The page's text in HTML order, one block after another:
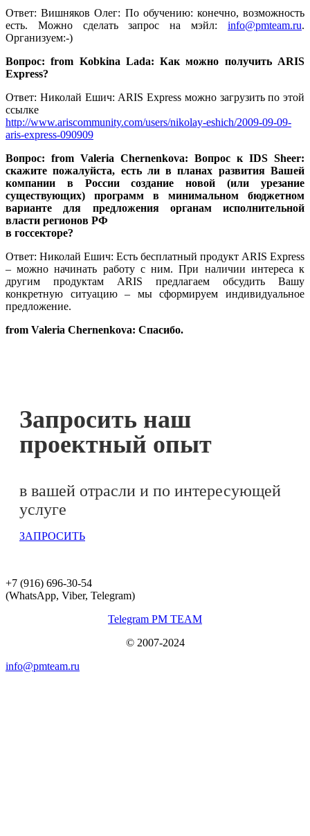
Ответ: Вишняков Олег: По обучению: конечно, возможность
есть. Можно сделать запрос на мэйл: info@pmteam.ru.
Организуем:-)
Вопрос: from Kobkina Lada: Как можно получить ARIS
Express?
Ответ: Николай Ешич: ARIS Express можно загрузить по этой
ссылке
http://www.ariscommunity.com/users/nikolay-eshich/2009-09-09-
aris-express-090909
Вопрос: from Valeria Chernenkova: Вопрос к IDS Sheer:
скажите пожалуйста, есть ли в планах развития Вашей
компании в России создание новой (или урезание
существующих) программ в минимальном бюджетном
варианте для предложения органам исполнительной
власти регионов РФ
в госсекторе?
Ответ: Николай Ешич: Есть бесплатный продукт ARIS Express
– можно начинать работу с ним. При наличии интереса к
другим продуктам ARIS предлагаем обсудить Вашу
конкретную ситуацию – мы сформируем индивидуальное
предложение.
from Valeria Chernenkova: Спасибо.
Запросить наш
проектный опыт
в вашей отрасли и по интересующей
услуге
ЗАПРОСИТЬ
+7 (916) 696-30-54
(WhatsApp, Viber, Telegram)
Telegram PM TEAM
© 2007-2024
info@pmteam.ru